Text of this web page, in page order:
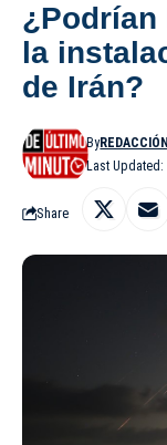
¿Podrían
la
de Irán?
Last Updated:
By
Share